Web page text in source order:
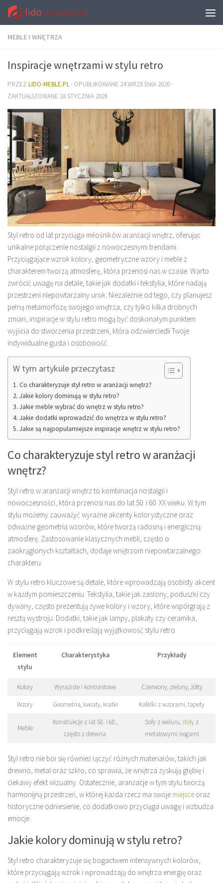
MEBLE I WNĘTRZA
Inspiracje wnętrzami w stylu retro
PRZEZ LIDO-MEBLE.PL · OPUBLIKOWANE 24 WRZEŚNIA 2020 ·
ZAKTUALIZOWANE 18 STYCZNIA 2026
Styl retro od lat przyciąga miłośników aranżacji wnętrz, oferując
unikalne połączenie nostalgii z nowoczesnymi trendami.
Przyciągające wzrok kolory, geometryczne wzory i meble z
charakterem tworzą atmosferę, która przenosi nas w czasie. Warto
zwrócić uwagę na detale, takie jak dodatki i tekstylia, które nadają
przestrzeni niepowtarzalny urok. Niezależnie od tego, czy planujesz
pełną metamorfozę swojego wnętrza, czy tylko kilka drobnych
zmian, inspiracje w stylu retro mogą być doskonałym punktem
wyjścia do stworzenia przestrzeni, która odzwierciedli Twoje
indywidualne gusta i osobowość.
W tym artykule przeczytasz
Co charakteryzuje styl retro w aranżacji wnętrz?
Jakie kolory dominują w stylu retro?
Jakie meble wybrać do wnętrz w stylu retro?
Jakie dodatki wprowadzić do wnętrza w stylu retro?
Jakie są najpopularniejsze inspiracje wnętrz w stylu retro?
Co charakteryzuje styl retro w aranżacji
wnętrz?
Styl retro w aranżacji wnętrz to kombinacja nostalgii i
nowoczesności, która przenosi nas do lat 50. i 60. XX wieku. W tym
stylu możemy zauważyć wyraźne akcenty kolorystyczne oraz
odważne geometria wzorów, które tworzą radosną i energiczną
atmosferę. Zastosowanie klasycznych mebli, często o
zaokrąglonych kształtach, dodaje wnętrzom niepowtarzalnego
charakteru.
W stylu retro kluczowe są detale, które wprowadzają osobisty akcent
w każdym pomieszczeniu. Tekstylia, takie jak zasłony, poduszki czy
dywany, często prezentują żywe kolory i wzory, które współgrają z
resztą wystroju. Dodatki, takie jak lampy, plakaty czy ceramika,
przyciągają wzrok i podkreślają wyjątkowość stylu retro.
Element
stylu
Charakterystyka Przykłady
Kolory Wyraziste i kontrastowe Czerwony, zielony, żółty
Wzory Geometria, kwiaty, kratki Kafelki z wzorami, tapety
Meble
Konstrukcje z lat 50. i 60.,
często z drewna
Sofy z weluru, stoły z
metalowymi nogami
Styl retro nie boi się również łączyć różnych materiałów, takich jak
drewno, metal oraz szkło, co sprawia, że wnętrza zyskują głębię i
ciekawy efekt wizualny. Ostatecznie, aranżacje w tym stylu tworzą
harmonijną przestrzeń, w której każda rzecz ma swoje miejsce oraz
historyczne odniesienie, co dodatkowo przyciąga uwagę i wzbudza
emocje.
Jakie kolory dominują w stylu retro?
Styl retro charakteryzuje się bogactwem intensywnych kolorów,
które przyciągają wzrok i wprowadzają do wnętrza energię oraz